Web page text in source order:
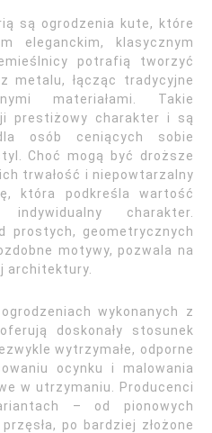
są ogrodzenia kute, które
eleganckim, klasycznym
potrafią tworzyć
metalu, łącząc tradycyjne
materiałami. Takie
prestiżowy charakter i są
osób ceniących sobie
Choć mogą być droższe
trwałość i niepowtarzalny
która podkreśla wartość
charakter.
prostych, geometrycznych
motywy, pozwala na
architektury.
wykonanych z
doskonały stosunek
wytrzymałe, odporne
ocynku i malowania
w utrzymaniu. Producenci
– od pionowych
po bardziej złożone